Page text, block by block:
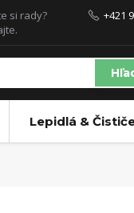
si rady?
+421
Lepidlá &